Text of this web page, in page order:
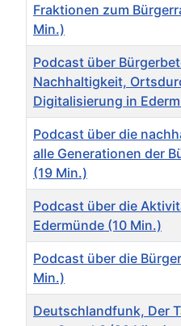
Fraktionen zum
Min.)
Podcast über
Nachhaltigkeit,
Digitalisierung in
Podcast über die
alle Generationen der
(19 Min.)
Podcast über die
Edermünde (10 Min.)
Podcast über die
Min.)
Deutschlandfunk, Der